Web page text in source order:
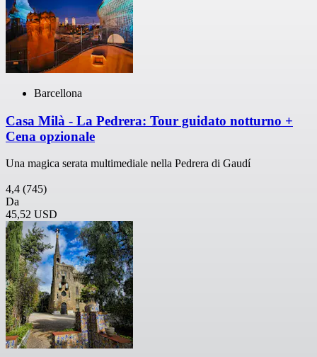
Barcellona
Casa Milà - La Pedrera: Tour guidato notturno +
Cena opzionale
Una magica serata multimediale nella Pedrera di Gaudí
4,4 (745)
Da
45,52 USD